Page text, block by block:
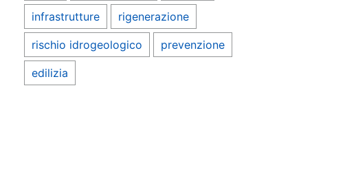
infrastrutture rigenerazione
rischio idrogeologico prevenzione
edilizia